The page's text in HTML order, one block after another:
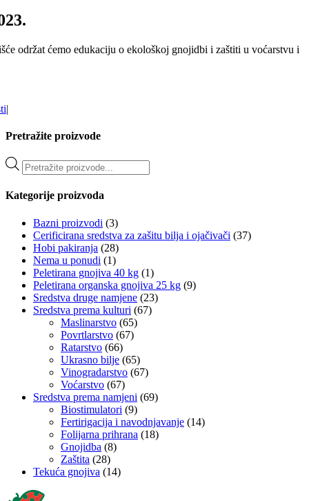
održat ćemo edukaciju o ekološkoj gnojidbi i zaštiti u voćarstvu i
|
Pretražite proizvode
Products
search
Kategorije proizvoda
Bazni proizvodi (3)
Cerificirana sredstva za zašitu bilja i ojačivači (37)
Hobi pakiranja (28)
Nema u ponudi (1)
Peletirana gnojiva 40 kg (1)
Peletirana organska gnojiva 25 kg (9)
Sredstva druge namjene (23)
Sredstva prema kulturi (67)
Maslinarstvo (65)
Povrtlarstvo (67)
Ratarstvo (66)
Ukrasno bilje (65)
Vinogradarstvo (67)
Voćarstvo (67)
Sredstva prema namjeni (69)
Biostimulatori (9)
Fertirigacija i navodnjavanje (14)
Folijarna prihrana (18)
Gnojidba (8)
Zaštita (28)
Tekuća gnojiva (14)